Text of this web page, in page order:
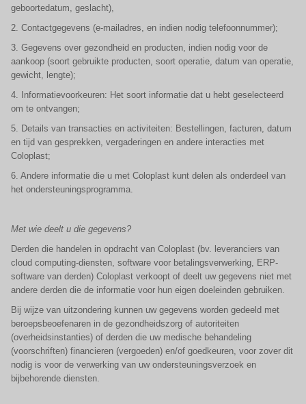
geboortedatum, geslacht),
2. Contactgegevens (e-mailadres, en indien nodig telefoonnummer);
3. Gegevens over gezondheid en producten, indien nodig voor de
aankoop (soort gebruikte producten, soort operatie, datum van operatie,
gewicht, lengte);
4. Informatievoorkeuren: Het soort informatie dat u hebt geselecteerd
om te ontvangen;
5. Details van transacties en activiteiten: Bestellingen, facturen, datum
en tijd van gesprekken, vergaderingen en andere interacties met
Coloplast;
6. Andere informatie die u met Coloplast kunt delen als onderdeel van
het ondersteuningsprogramma.
Met wie deelt u die gegevens?
Derden die handelen in opdracht van Coloplast (bv. leveranciers van
cloud computing-diensten, software voor betalingsverwerking, ERP-
software van derden) Coloplast verkoopt of deelt uw gegevens niet met
andere derden die de informatie voor hun eigen doeleinden gebruiken.
Bij wijze van uitzondering kunnen uw gegevens worden gedeeld met
beroepsbeoefenaren in de gezondheidszorg of autoriteiten
(overheidsinstanties) of derden die uw medische behandeling
(voorschriften) financieren (vergoeden) en/of goedkeuren, voor zover dit
nodig is voor de verwerking van uw ondersteuningsverzoek en
bijbehorende diensten.